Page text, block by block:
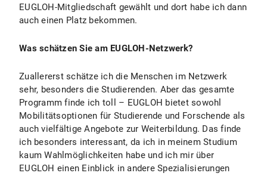
EUGLOH-Mitgliedschaft gewählt und dort habe ich dann
auch einen Platz bekommen.
Was schätzen Sie am EUGLOH-Netzwerk?
Zuallererst schätze ich die Menschen im Netzwerk
sehr, besonders die Studierenden. Aber das gesamte
Programm finde ich toll – EUGLOH bietet sowohl
Mobilitätsoptionen für Studierende und Forschende als
auch vielfältige Angebote zur Weiterbildung. Das finde
ich besonders interessant, da ich in meinem Studium
kaum Wahlmöglichkeiten habe und ich mir über
EUGLOH einen Einblick in andere Spezialisierungen